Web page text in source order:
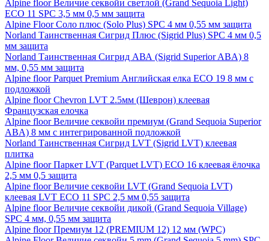
Alpine floor Величие секвойи светлой (Grand Sequoia Light)
ECO 11 SPC 3,5 мм 0,5 мм защита
Alpine Floor Соло плюс (Solo Plus) SPC 4 мм 0,55 мм защита
Norland Таинственная Сигрид Плюс (Sigrid Plus) SPC 4 мм 0,5
мм защита
Norland Таинственная Сигрид АВА (Sigrid Superior ABA) 8
мм, 0,55 мм защита
Alpine floor Parquet Premium Английская елка ECO 19 8 мм с
подложкой
Alpine floor Chevron LVT 2.5мм (Шеврон) клеевая
Французская елочка
Alpine floor Величие секвойи премиум (Grand Sequoia Superior
ABA) 8 мм с интегрированной подложкой
Norland Таинственная Сигрид LVT (Sigrid LVT) клеевая
плитка
Alpine floor Паркет LVT (Parquet LVT) ECO 16 клеевая ёлочка
2,5 мм 0,5 защита
Alpine floor Величие секвойи LVT (Grand Sequoia LVT)
клеевая LVT ECO 11 SPC 2,5 мм 0,55 защита
Alpine floor Величие секвойи дикой (Grand Sequoia Village)
SPC 4 мм, 0,55 мм защита
Alpine floor Премиум 12 (PREMIUM 12) 12 мм (WPC)